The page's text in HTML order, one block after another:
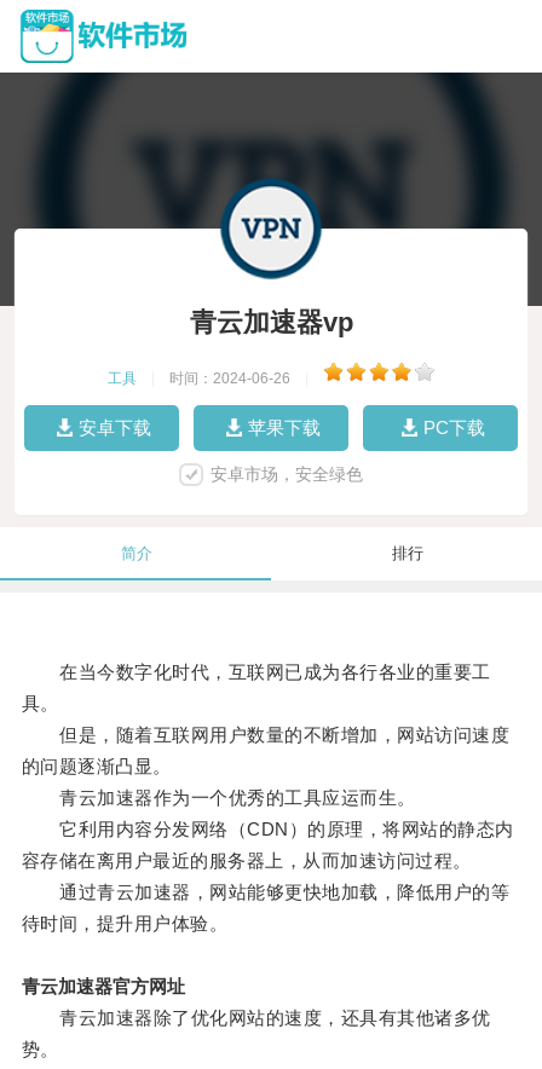
青云加速器vp
工具 时间：2024-06-26
安卓下载 苹果下载 PC下载
安卓市场，安全绿色
简介 排行
在当今数字化时代，互联网已成为各行各业的重要工
具。
但是，随着互联网用户数量的不断增加，网站访问速度
的问题逐渐凸显。
青云加速器作为一个优秀的工具应运而生。
它利用内容分发网络（CDN）的原理，将网站的静态内
容存储在离用户最近的服务器上，从而加速访问过程。
通过青云加速器，网站能够更快地加载，降低用户的等
待时间，提升用户体验。
青云加速器官方网址
青云加速器除了优化网站的速度，还具有其他诸多优
势。